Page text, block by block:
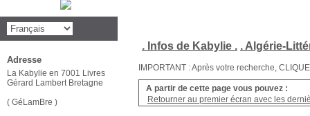
. Infos de Kabylie . . Algérie-
IMPORTANT : Après votre recherche,
A partir de cette page vous pouvez :
Retourner au premier écran avec les
Adresse
La Kabylie en 7001 Livres
Gérard Lambert Bretagne
( GéLamBre )